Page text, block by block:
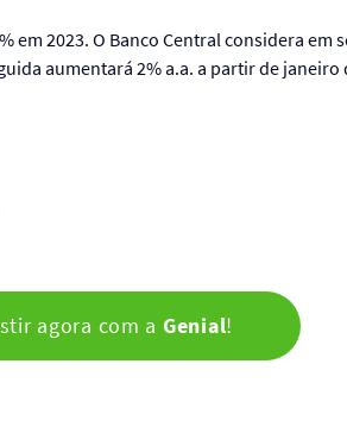
em 2023. O Banco Central considera em
aumentará 2% a.a. a partir de janeiro
agora com a Genial!